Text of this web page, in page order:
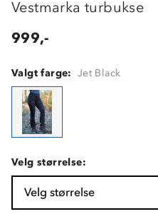
Vestmarka turbukse
999,-
Valgt farge: Jet Black
Velg størrelse:
Velg størrelse